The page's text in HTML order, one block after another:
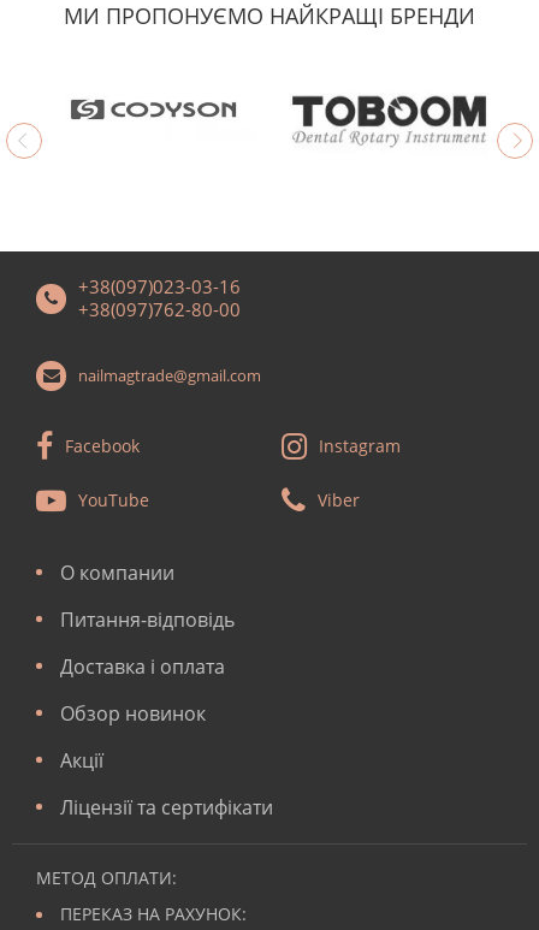
МИ ПРОПОНУЄМО НАЙКРАЩІ БРЕНДИ
+38(097)023-03-16
+38(097)762-80-00
nailmagtrade@gmail.com
Facebook Instagram
YouTube Viber
О компании
Питання-відповідь
Доставка і оплата
Обзор новинок
Акції
Ліцензії та сертифікати
МЕТОД ОПЛАТИ:
ПЕРЕКАЗ НА РАХУНОК: